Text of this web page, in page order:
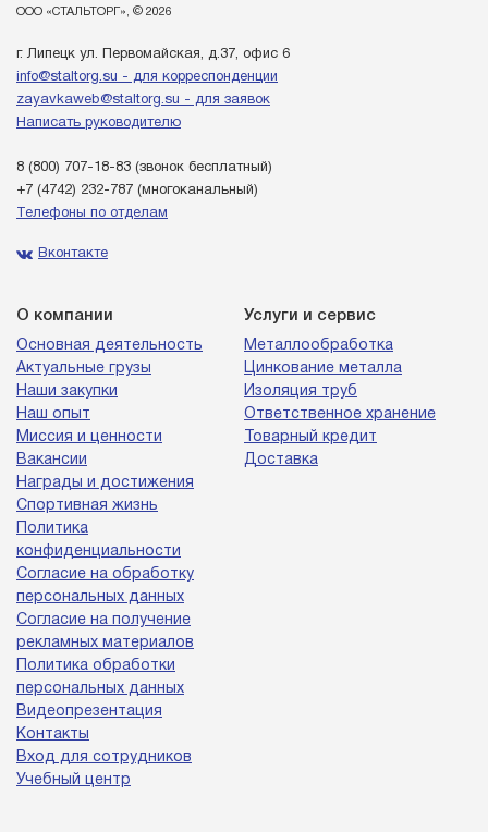
ООО «СТАЛЬТОРГ», © 2026
г. Липецк ул. Первомайская, д.37, офис 6
info@staltorg.su - для корреспонденции
zayavkaweb@staltorg.su - для заявок
Написать руководителю
8 (800) 707-18-83 (звонок бесплатный)
+7 (4742) 232-787 (многоканальный)
Телефоны по отделам
Вконтакте
О компании
Основная деятельность
Актуальные грузы
Наши закупки
Наш опыт
Миссия и ценности
Вакансии
Награды и достижения
Спортивная жизнь
Политика
конфиденциальности
Согласие на обработку
персональных данных
Согласие на получение
рекламных материалов
Политика обработки
персональных данных
Видеопрезентация
Контакты
Вход для сотрудников
Учебный центр
Услуги и сервис
Металлообработка
Цинкование металла
Изоляция труб
Ответственное хранение
Товарный кредит
Доставка